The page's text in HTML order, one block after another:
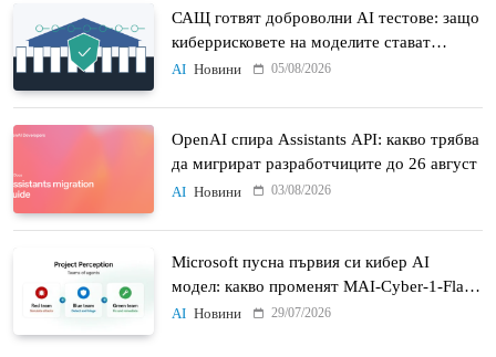
САЩ готвят доброволни AI тестове: защо
киберрисковете на моделите стават
политически въпрос
AI Новини 05/08/2026
OpenAI спира Assistants API: какво трябва
да мигрират разработчиците до 26 август
AI Новини 03/08/2026
Microsoft пусна първия си кибер AI
модел: какво променят MAI-Cyber-1-Flash
и Project Perception
AI Новини 29/07/2026